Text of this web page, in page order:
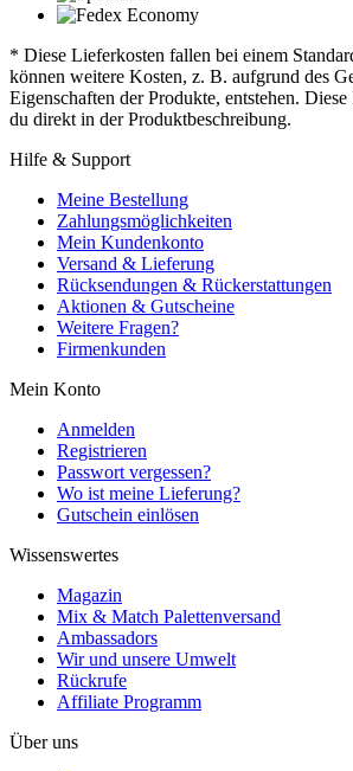
* Diese Lieferkosten fallen bei einem
können weitere Kosten, z. B. aufgrund des
Eigenschaften der Produkte, entstehen.
du direkt in der Produktbeschreibung.
Hilfe & Support
Meine Bestellung
Zahlungsmöglichkeiten
Mein Kundenkonto
Versand & Lieferung
Rücksendungen & Rückerstattungen
Aktionen & Gutscheine
Weitere Fragen?
Firmenkunden
Mein Konto
Anmelden
Registrieren
Passwort vergessen?
Wo ist meine Lieferung?
Gutschein einlösen
Wissenswertes
Magazin
Mix & Match Palettenversand
Ambassadors
Wir und unsere Umwelt
Rückrufe
Affiliate Programm
Über uns